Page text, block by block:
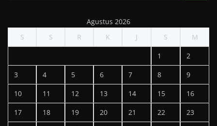
Agustus 2026
S
S R K J S M
1 2
3 4 5 6 7 8 9
10 11 12 13 14 15 16
17 18 19 20 21 22 23